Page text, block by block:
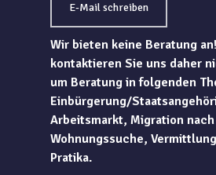
E-Mail schreiben
Wir bieten keine Beratung
kontaktieren Sie uns daher
um Beratung in folgenden
Einbürgerung/
Arbeitsmarkt, Migration
Wohnungssuche,
Pratika.